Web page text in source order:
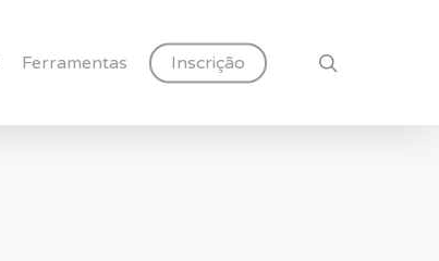
Ferramentas Inscrição